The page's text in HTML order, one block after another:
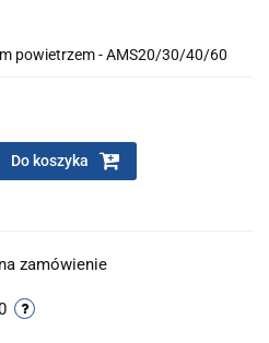
powietrzem - AMS20/30/40/60
Do koszyka
na zamówienie